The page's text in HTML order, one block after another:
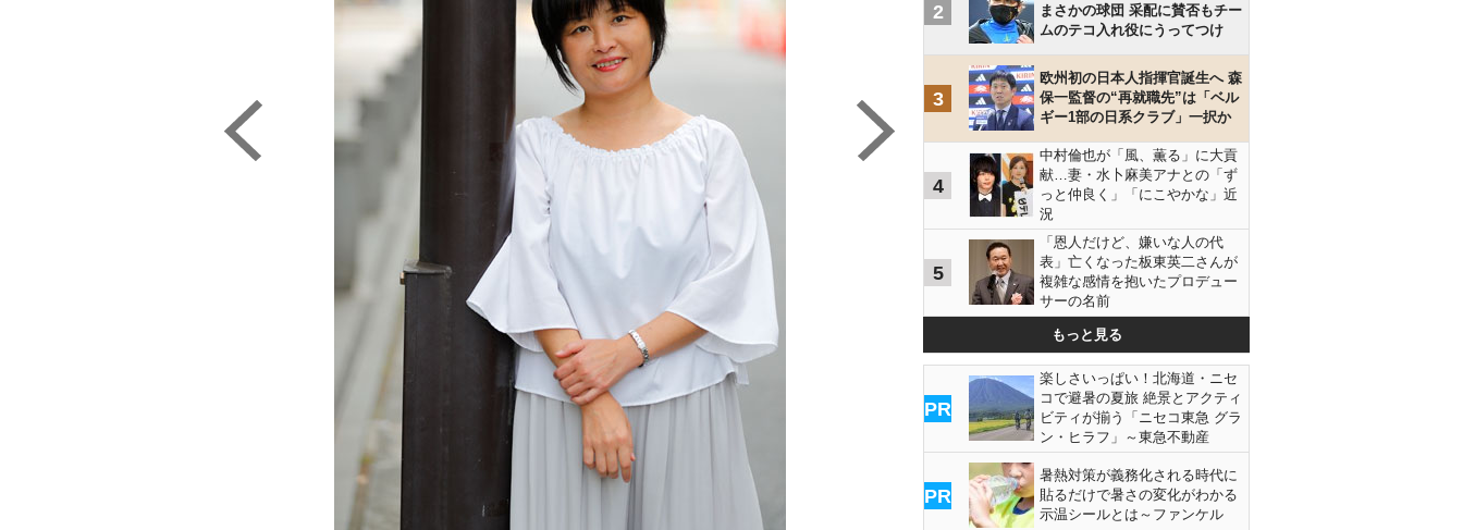
2
まさかの球団 采配に賛否もチー
ムのテコ入れ役にうってつけ
3
欧州初の日本人指揮官誕生へ 森
保一監督の“再就職先”は「ベル
ギー1部の日系クラブ」一択か
4
中村倫也が「風、薫る」に大貢
献…妻・水卜麻美アナとの「ず
っと仲良く」「にこやかな」近
況
5
「恩人だけど、嫌いな人の代
表」亡くなった板東英二さんが
複雑な感情を抱いたプロデュー
サーの名前
もっと見る
PR
楽しさいっぱい！北海道・ニセ
コで避暑の夏旅 絶景とアクティ
ビティが揃う「ニセコ東急 グラ
ン・ヒラフ」～東急不動産
PR
暑熱対策が義務化される時代に
貼るだけで暑さの変化がわかる
示温シールとは～ファンケル